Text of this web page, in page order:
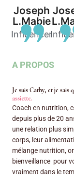
Joseph
L.Mabie
Influencer
A PROPOS
Je suis Cathy, et je sais
assiette.
Coach en nutrition,
depuis plus de 20
une relation plus
corps, leur
mélange nutrition,
bienveillance pour
vraiment dans le